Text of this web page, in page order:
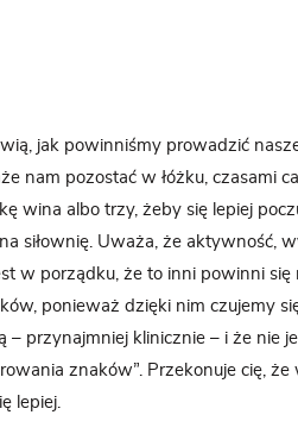
jak powinniśmy prowadzić
nam pozostać w łóżku, czasami
wina albo trzy, żeby się lepiej
siłownię. Uważa, że aktywność,
w porządku, że to inni powinni
ponieważ dzięki nim czujemy
– przynajmniej klinicznie – i że nie
znaków”. Przekonuje cię, że
lepiej.